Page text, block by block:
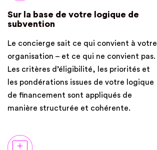
Sur la base de votre logique de
subvention
Le concierge sait ce qui convient à votre
organisation – et ce qui ne convient pas.
Les critères d’éligibilité, les priorités et
les pondérations issues de votre logique
de financement sont appliqués de
manière structurée et cohérente.